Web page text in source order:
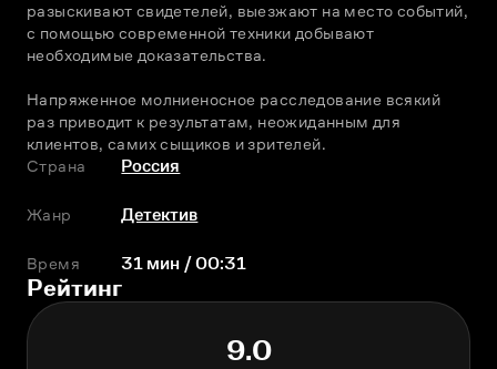
разыскивают свидетелей, выезжают на место событий,
с помощью современной техники добывают
необходимые доказательства.
Напряженное молниеносное расследование всякий
раз приводит к результатам, неожиданным для
клиентов, самих сыщиков и зрителей.
Страна
Россия
Жанр Детектив
Время 31 мин / 00:31
Рейтинг
9.0